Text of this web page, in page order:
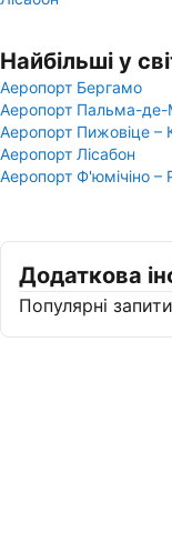
Найбільші у
Аеропорт Бергамо
Аеропорт Пальма-
Аеропорт Пижовіце –
Аеропорт Лісабон
Аеропорт Ф'юмічіно –
Додаткова
Популярні запити